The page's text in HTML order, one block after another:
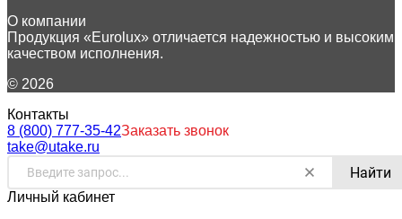
О компании
Продукция «Eurolux» отличается надежностью и высоким
качеством исполнения.
© 2026
Контакты
8 (800) 777-35-42Заказать звонок
take@utake.ru
Найти
Личный кабинет